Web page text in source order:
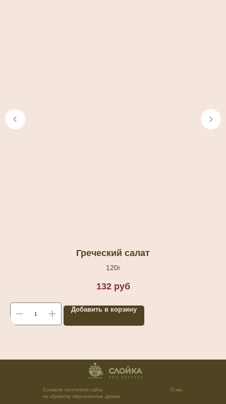
Греческий салат
120г
132 руб
Добавить в корзину
О нас
Согласие посетителя сайта
на обработку персональных данных